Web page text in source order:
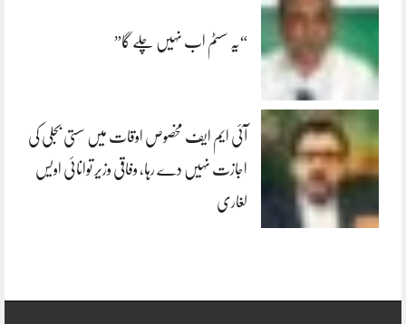
“یہ سسٹم اب نہیں چلے گا”
آئی ایم ایف مخصوص اوقات میں سستی بجلی کی
اجازت نہیں دے رہا، وفاقی وزیر توانائی اویس
لغاری